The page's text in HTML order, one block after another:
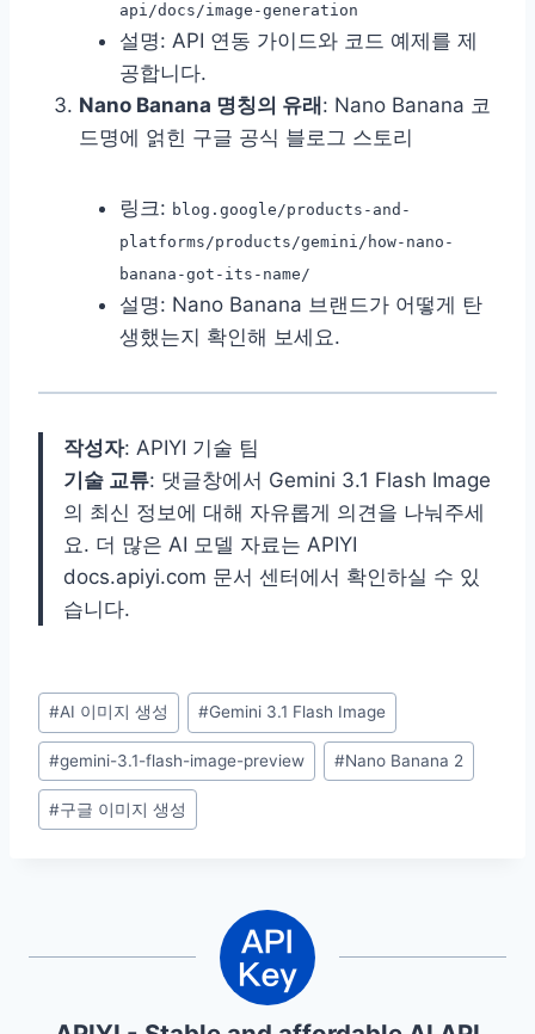
api/docs/image-generation
설명: API 연동 가이드와 코드 예제를 제
공합니다.
Nano Banana 명칭의 유래 : Nano Banana 코
드명에 얽힌 구글 공식 블로그 스토리
링크: blog.google/products-and-
platforms/products/gemini/how-nano-
banana-got-its-name/
설명: Nano Banana 브랜드가 어떻게 탄
생했는지 확인해 보세요.
작성자: APIYI 기술 팀
기술 교류: 댓글창에서 Gemini 3.1 Flash Image
의 최신 정보에 대해 자유롭게 의견을 나눠주세
요. 더 많은 AI 모델 자료는 APIYI
docs.apiyi.com 문서 센터에서 확인하실 수 있
습니다.
Post
Tags:
#AI 이미지 생성 #Gemini 3.1 Flash Image
#gemini-3.1-flash-image-preview #Nano Banana 2
#구글 이미지 생성